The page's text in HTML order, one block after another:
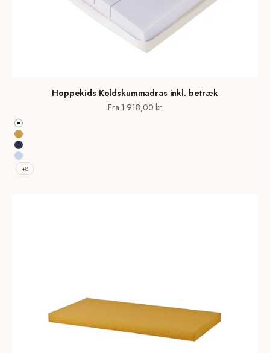
Hoppekids Koldskummadras inkl. betræk
Salgspris
Fra 1.918,00 kr
Hvid
Autumn Yellow
Patriot Blue
Cerulean BLUE
+8